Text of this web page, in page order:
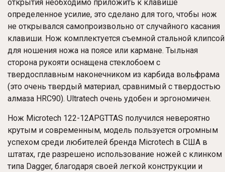
открытия необходимо приложить к клавише
определенное усилие, это сделано для того, чтобы нож
не открывался самопроизвольно от случайного касания
клавиши. Нож комплектуется съемной стальной клипсой
для ношения ножа на поясе или кармане. Тыльная
сторона рукояти оснащена стеклобоем с
твердосплавным наконечником из карбида вольфрама
(это очень твердый материал, сравнимый с твердостью
алмаза HRC90). Ultratech очень удобен и эргономичен.
Нож Microtech 122-12APGTTAS получился невероятно
крутым и современным, модель пользуется огромным
успехом среди любителей бренда Microtech в США в
штатах, где разрешено использование ножей с клинком
типа Dagger, благодаря своей легкой конструкции и